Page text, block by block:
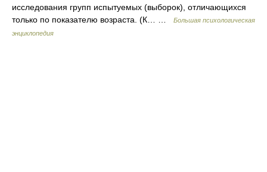
исследования групп испытуемых (выборок), отличающихся
только по показателю возраста. (К… …
Большая психологическая
энциклопедия